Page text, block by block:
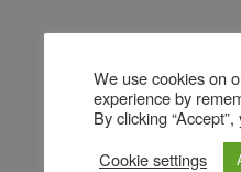
We use cookies on
experience by
By clicking
Cookie settings